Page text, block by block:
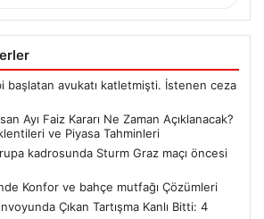
başlatan avukatı katletmişti. İstenen ceza
Ayı Faiz Kararı Ne Zaman Açıklanacak?
ve Piyasa Tahminleri
kadrosunda Sturm Graz maçı öncesi
Konfor ve bahçe mutfağı Çözümleri
Çıkan Tartışma Kanlı Bitti: 4